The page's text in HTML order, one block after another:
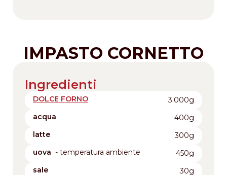
IMPASTO CORNETTO
Ingredienti
DOLCE FORNO
3.000g
acqua
400g
latte
300g
uova - temperatura ambiente
450g
sale
30g